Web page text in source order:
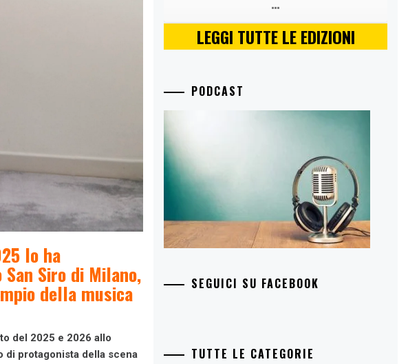
lo ha
Siro di Milano,
della musica
del 2025 e 2026 allo
di protagonista della scena
LEGGI TUTTE LE EDIZIONI
PODCAST
SEGUICI SU FACEBOOK
TUTTE LE CATEGORIE